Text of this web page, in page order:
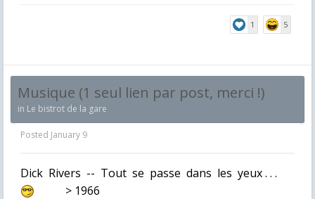
1 5
Musique (1 seul lien par post, merci !)
in Le bistrot de la gare
Posted January 9
Dick Rivers -- Tout se passe dans les yeux . . .
> 1966